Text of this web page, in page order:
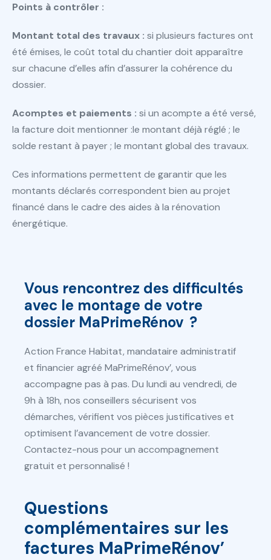
Points à contrôler :
Montant total des travaux : si plusieurs factures ont
été émises, le coût total du chantier doit apparaître
sur chacune d’elles afin d’assurer la cohérence du
dossier.
Acomptes et paiements : si un acompte a été versé,
la facture doit mentionner :le montant déjà réglé ; le
solde restant à payer ; le montant global des travaux.
Ces informations permettent de garantir que les
montants déclarés correspondent bien au projet
financé dans le cadre des aides à la rénovation
énergétique.
Vous rencontrez des difficultés
avec le montage de votre
dossier MaPrimeRénov ?
Action France Habitat, mandataire administratif
et financier agréé MaPrimeRénov’, vous
accompagne pas à pas. Du lundi au vendredi, de
9h à 18h, nos conseillers sécurisent vos
démarches, vérifient vos pièces justificatives et
optimisent l’avancement de votre dossier.
Contactez-nous pour un accompagnement
gratuit et personnalisé !
Questions
complémentaires sur les
factures MaPrimeRénov’